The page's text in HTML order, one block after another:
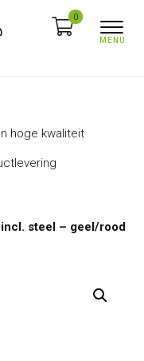
0
hoge kwaliteit
steel – geel/rood